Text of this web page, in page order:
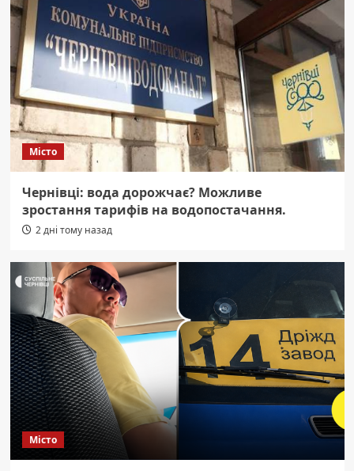
Місто
Чернівці: вода дорожчає? Можливе
зростання тарифів на водопостачання.
2 дні тому назад
Місто